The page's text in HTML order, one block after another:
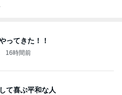
ってきた！！
16時間前
て喜ぶ平和な人